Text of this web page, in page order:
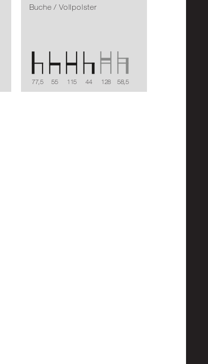
Buche / Vollpolster
77,5 55 115 44 128 58,5